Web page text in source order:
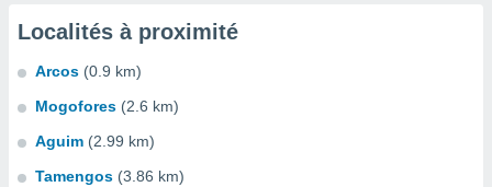
Localités à proximité
Arcos (0.9 km)
Mogofores (2.6 km)
Aguim (2.99 km)
Tamengos (3.86 km)